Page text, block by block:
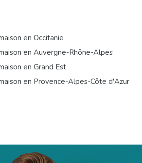
en Occitanie
en Auvergne-Rhône-Alpes
en Grand Est
en Provence-Alpes-Côte d'Azur